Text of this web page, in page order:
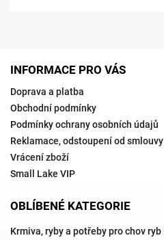
INFORMACE PRO VÁS
Doprava a platba
Obchodní podmínky
Podmínky ochrany osobních údajů
Reklamace, odstoupení od smlouvy
Vrácení zboží
Small Lake VIP
OBLÍBENÉ KATEGORIE
Krmiva, ryby a potřeby pro chov ryb